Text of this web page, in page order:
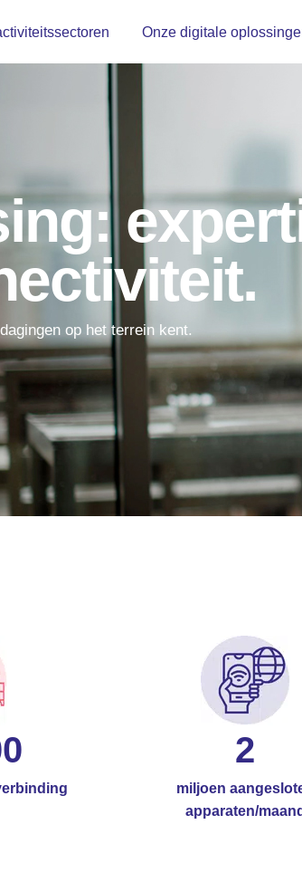
Onze digitale
op het terrein kent.
2
miljoen
apparaten/maand